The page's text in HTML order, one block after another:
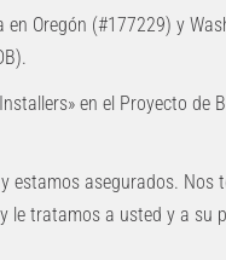
en Oregón (#177229) y
en el Proyecto de
estamos asegurados. Nos
le tratamos a usted y a su